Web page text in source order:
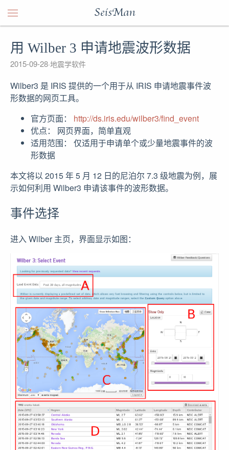
SeisMan
用 Wilber 3 申请地震波形数据
2015-09-28 地震学软件
Wilber3 是 IRIS 提供的一个用于从 IRIS 申请地震事件波
形数据的网页工具。
官方页面： http://ds.iris.edu/wilber3/find_event
优点： 网页界面，简单直观
适用范围： 仅适用于申请单个或少量地震事件的波
形数据
本文将以 2015 年 5 月 12 日的尼泊尔 7.3 级地震为例，展
示如何利用 Wilber3 申请该事件的波形数据。
事件选择
进入 Wilber 主页，界面显示如图：